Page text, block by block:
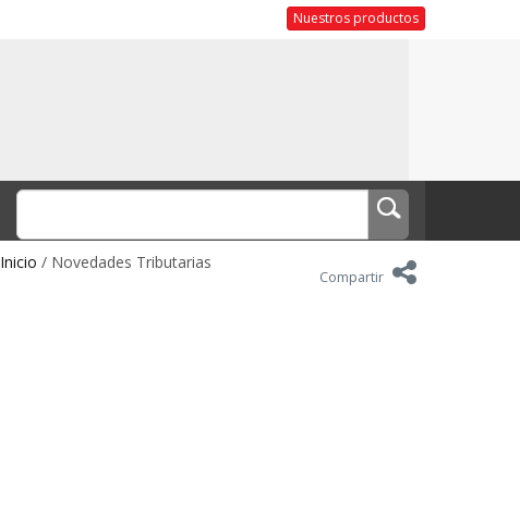
Nuestros productos
Inicio / Novedades Tributarias
Compartir